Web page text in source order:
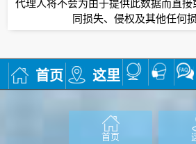
代理人将不会为由于提供此数据而直
同损失、侵权及其他任何损
首页 这里
首页